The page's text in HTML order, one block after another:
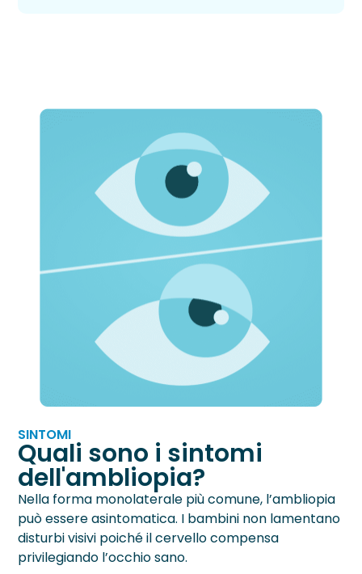
SINTOMI
Quali sono i sintomi
dell'ambliopia?
Nella forma monolaterale più comune, l’ambliopia
può essere asintomatica. I bambini non lamentano
disturbi visivi poiché il cervello compensa
privilegiando l’occhio sano.